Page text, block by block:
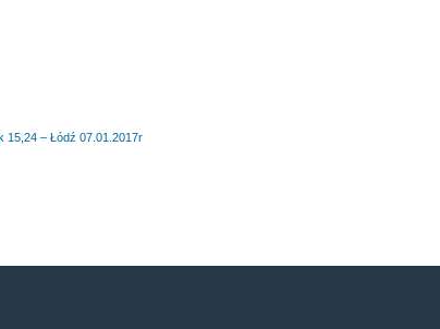
15,24 – Łódź 07.01.2017r